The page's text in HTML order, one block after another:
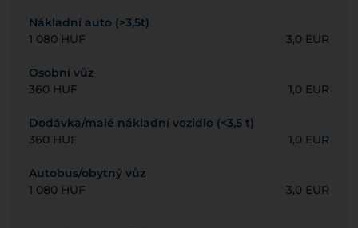
Nákladní auto (>3,5t)
1 080 HUF
3,0 EUR
Osobní vůz
360 HUF
1,0 EUR
Dodávka/malé nákladní vozidlo (<3,5 t)
360 HUF
1,0 EUR
Autobus/obytný vůz
1 080 HUF
3,0 EUR